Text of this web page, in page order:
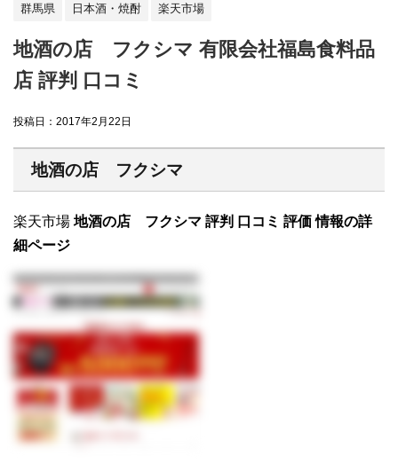
群馬県 日本酒・焼酎 楽天市場
地酒の店 フクシマ 有限会社福島食料品
店 評判 口コミ
投稿日： 2017年2月22日
地酒の店 フクシマ
楽天市場 地酒の店 フクシマ 評判 口コミ 評価 情報の詳
細ページ